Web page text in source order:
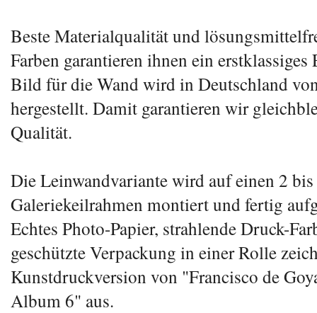
Beste Materialqualität und
Farben garantieren ihnen ein erstklassiges
Bild für die Wand wird in Deutschland
hergestellt. Damit garantieren wir
Qualität.
Die Leinwandvariante wird auf einen 2
Galeriekeilrahmen montiert und fertig
Echtes Photo-Papier, strahlende Druck-
geschützte Verpackung in einer Rolle
Kunstdruckversion von "Francisco de
Album 6" aus.